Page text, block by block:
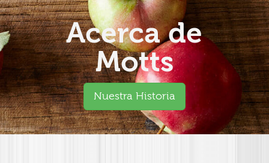
Acerca de
Motts
Nuestra Historia